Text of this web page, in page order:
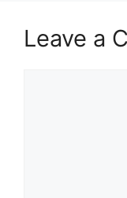
Leave a